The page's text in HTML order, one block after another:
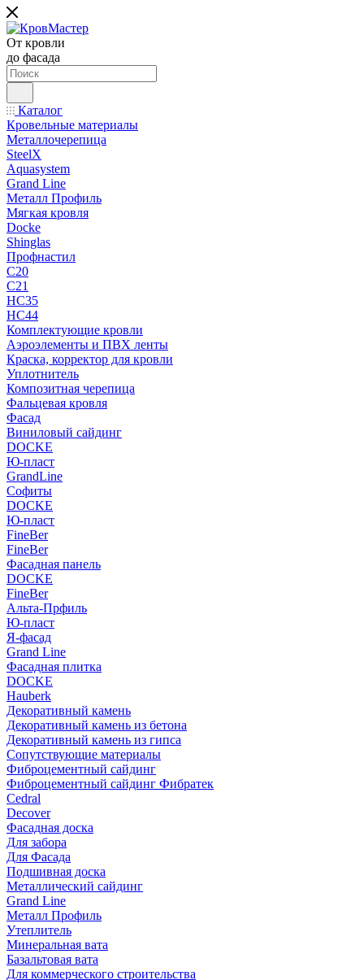
От кровли
до фасада
Каталог
Кровельные материалы
Металлочерепица
SteelX
Aquasystem
Grand Line
Металл Профиль
Мягкая кровля
Docke
Shinglas
Профнастил
C20
C21
НС35
НС44
Комплектующие кровли
Аэроэлементы и ПВХ ленты
Краска, корректор для кровли
Уплотнитель
Композитная черепица
Фальцевая кровля
Фасад
Виниловый сайдинг
DOCKE
Ю-пласт
GrandLine
Софиты
DOCKE
Ю-пласт
FineBer
FineBer
Фасадная панель
DOCKE
FineBer
Альта-Прфиль
Ю-пласт
Я-фасад
Grand Line
Фасадная плитка
DOCKE
Hauberk
Декоративный камень
Декоративный камень из бетона
Декоративный камень из гипса
Сопутствующие материалы
Фиброцементный сайдинг
Фиброцементный сайдинг Фибратек
Cedral
Decover
Фасадная доска
Для забора
Для Фасада
Подшивная доска
Металлический сайдинг
Grand Line
Металл Профиль
Утеплитель
Минеральная вата
Базальтовая вата
Для коммерческого строительства